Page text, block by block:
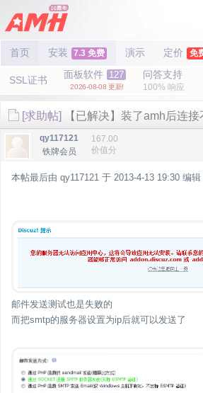
首页 安装 7.3 免费 演示 定价 免
SSL证书 面板软件 127
2026-08-08 更新!
问答支持
100% 响应
[求助帖] 【已解决】装了amh后连接
qy117121
铁牌会员
167.00
价值分
本帖最后由 qy117121 于 2013-4-13 19:30 编辑
邮件发送测试也是失败的
而把smtp的服务器设置为ip后就可以发送了